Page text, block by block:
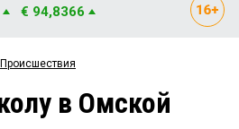
Мнения
Рейтинги
€ 94,8366
Происшествия
в Омской